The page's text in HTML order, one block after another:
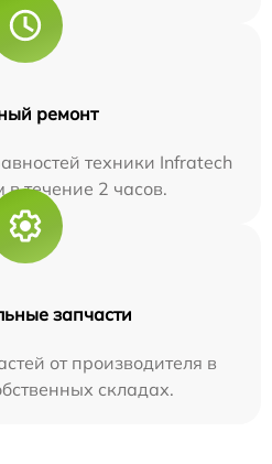
ремонт
техники Infratech
течение 2 часов.
запчасти
от производителя в
складах.